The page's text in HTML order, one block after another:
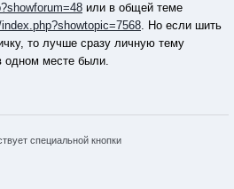
или в общей теме
. Но если шить
то лучше сразу личную тему
одном месте были.
специальной кнопки